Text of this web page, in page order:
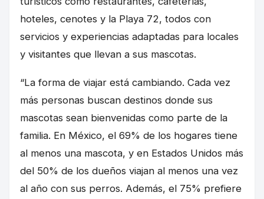
hoteles, cenotes y la Playa 72, todos con
servicios y experiencias adaptadas para locales
y visitantes que llevan a sus mascotas.
“La forma de viajar está cambiando. Cada vez
más personas buscan destinos donde sus
mascotas sean bienvenidas como parte de la
familia. En México, el 69% de los hogares tiene
al menos una mascota, y en Estados Unidos más
del 50% de los dueños viajan al menos una vez
al año con sus perros. Además, el 75% prefiere